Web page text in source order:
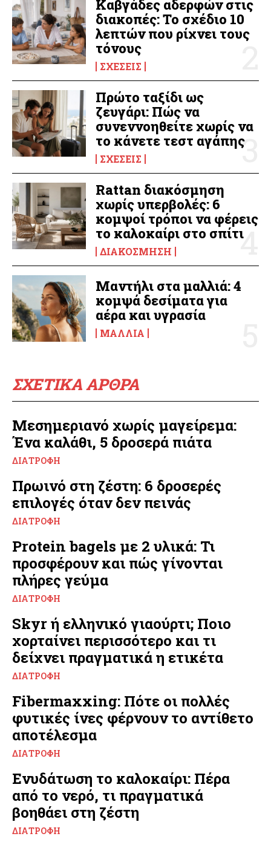
Καβγάδες αδερφών στις
διακοπές: Το σχέδιο 10
λεπτών που ρίχνει τους
τόνους
ΣΧΈΣΕΙΣ
Πρώτο ταξίδι ως
ζευγάρι: Πώς να
συνεννοηθείτε χωρίς να
το κάνετε τεστ αγάπης
ΣΧΈΣΕΙΣ
Rattan διακόσμηση
χωρίς υπερβολές: 6
κομψοί τρόποι να φέρεις
το καλοκαίρι στο σπίτι
ΔΙΑΚΌΣΜΗΣΗ
Μαντήλι στα μαλλιά: 4
κομψά δεσίματα για
αέρα και υγρασία
ΜΑΛΛΙΆ
ΣΧΕΤΙΚΑ ΑΡΘΡΑ
Μεσημεριανό χωρίς μαγείρεμα:
Ένα καλάθι, 5 δροσερά πιάτα
ΔΙΑΤΡΟΦΉ
Πρωινό στη ζέστη: 6 δροσερές
επιλογές όταν δεν πεινάς
ΔΙΑΤΡΟΦΉ
Protein bagels με 2 υλικά: Τι
προσφέρουν και πώς γίνονται
πλήρες γεύμα
ΔΙΑΤΡΟΦΉ
Skyr ή ελληνικό γιαούρτι; Ποιο
χορταίνει περισσότερο και τι
δείχνει πραγματικά η ετικέτα
ΔΙΑΤΡΟΦΉ
Fibermaxxing: Πότε οι πολλές
φυτικές ίνες φέρνουν το αντίθετο
αποτέλεσμα
ΔΙΑΤΡΟΦΉ
Ενυδάτωση το καλοκαίρι: Πέρα
από το νερό, τι πραγματικά
βοηθάει στη ζέστη
ΔΙΑΤΡΟΦΉ